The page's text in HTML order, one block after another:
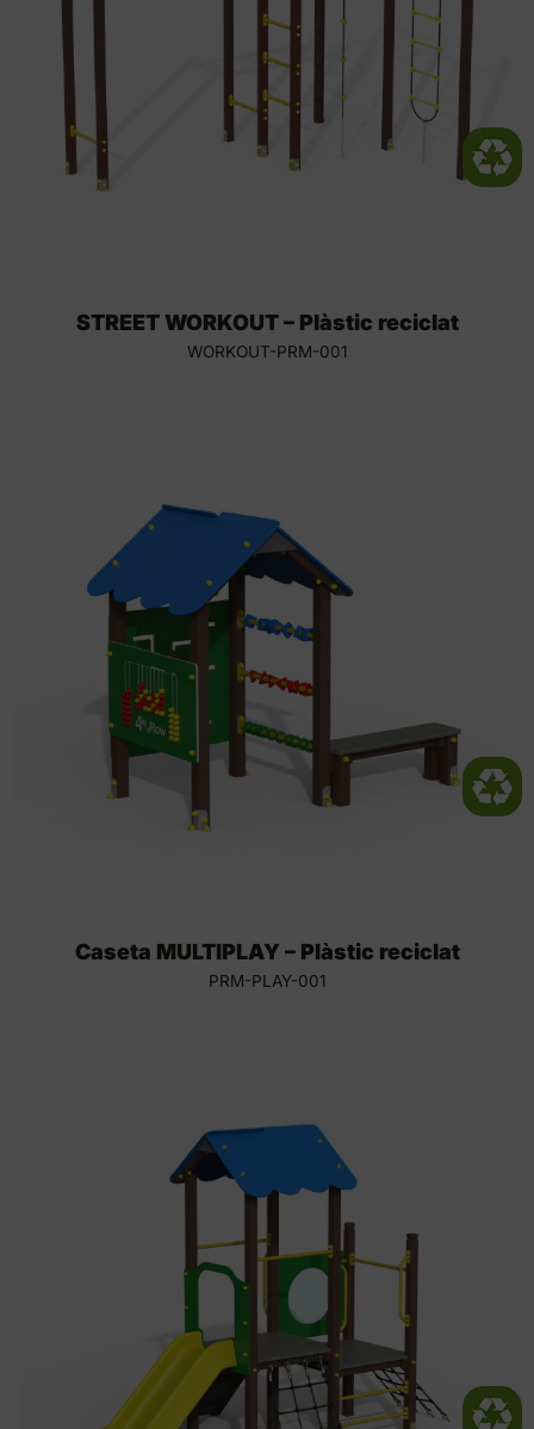
STREET WORKOUT – Plàstic reciclat
WORKOUT-PRM-001
Caseta MULTIPLAY – Plàstic reciclat
PRM-PLAY-001